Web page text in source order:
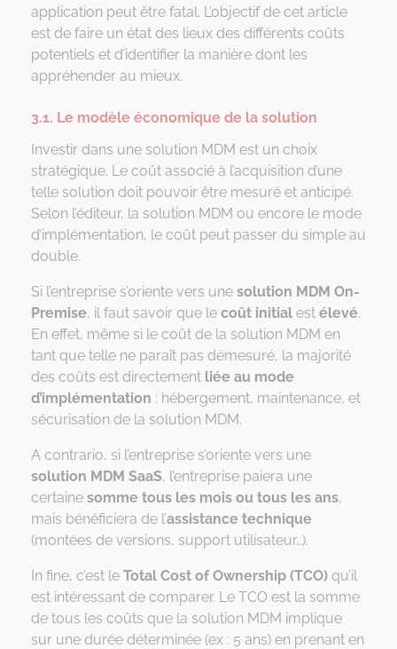
application peut être fatal. L’objectif de cet article
est de faire un état des lieux des différents coûts
potentiels et d’identifier la manière dont les
appréhender au mieux.
3.1. Le modèle économique de la solution
Investir dans une solution MDM est un choix
stratégique. Le coût associé à l’acquisition d’une
telle solution doit pouvoir être mesuré et anticipé.
Selon l’éditeur, la solution MDM ou encore le mode
d’implémentation, le coût peut passer du simple au
double.
Si l’entreprise s’oriente vers une solution MDM On-
Premise, il faut savoir que le coût initial est élevé.
En effet, même si le coût de la solution MDM en
tant que telle ne paraît pas démesuré, la majorité
des coûts est directement liée au mode
d’implémentation : hébergement, maintenance, et
sécurisation de la solution MDM.
A contrario, si l’entreprise s’oriente vers une
solution MDM SaaS, l’entreprise paiera une
certaine somme tous les mois ou tous les ans,
mais bénéficiera de l’assistance technique
(montées de versions, support utilisateur…).
In fine, c’est le Total Cost of Ownership (TCO) qu’il
est intéressant de comparer. Le TCO est la somme
de tous les coûts que la solution MDM implique
sur une durée déterminée (ex : 5 ans) en prenant en